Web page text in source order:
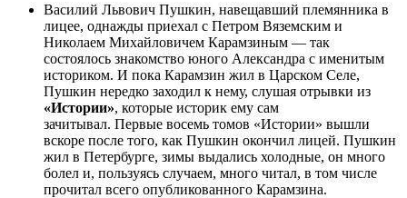
Василий Львович Пушкин, навещавший племянника в
лицее, однажды приехал с Петром Вяземским и
Николаем Михайловичем Карамзиным — так
состоялось знакомство юного Александра с именитым
историком. И пока Карамзин жил в Царском Селе,
Пушкин нередко заходил к нему, слушая отрывки из
«Истории», которые историк ему сам
зачитывал. Первые восемь томов «Истории» вышли
вскоре после того, как Пушкин окончил лицей. Пушкин
жил в Петербурге, зимы выдались холодные, он много
болел и, пользуясь случаем, много читал, в том числе
прочитал всего опубликованного Карамзина.